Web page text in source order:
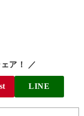
ア！ ／
LINE